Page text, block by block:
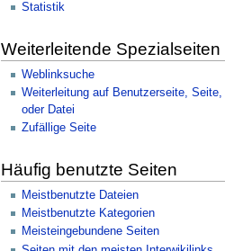
Statistik
Weiterleitende Spezialseiten
Weblinksuche
Weiterleitung auf Benutzerseite,
oder Datei
Zufällige Seite
Häufig benutzte Seiten
Meistbenutzte Dateien
Meistbenutzte Kategorien
Meisteingebundene Seiten